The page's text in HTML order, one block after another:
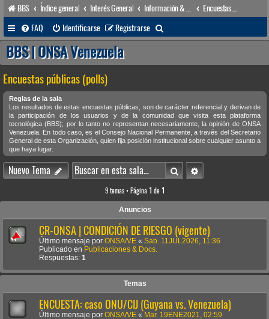
BBS Índice general Interés General
FAQ
Identificarse Registrarse
u
a
r
BBS | ONSA Venezuela
Encuestas públicas (polls)
Reglas de la sala
Los resultados de estas encuestas públicas, son de carácter referencial y derivan de
la participación de los usuarios y de la comunidad que visita esta plataforma
tecnológica (BBS); por lo tanto no representan necesariamente, la opinión de ONSA
Venezuela. En todo caso, es el Consejo Nacional Permanente, a través del Secretario
General de esta Organización, quien fija posición institucional sobre cualquier asunto a
que haya lugar.
Nuevo Tema BuscarBúsqueda avanzada
9 temas • Página 1 de 1
Anuncios
CR-ONSA | CONDICIÓN DE RIESGO (vigente)
Último mensaje por ONSA/VE « Sab. 11JUL2026, 11:36
Publicado en Publicaciones & Docs.
Respuestas: 1
Temas
ENCUESTA: caso ONU/CIJ (Guyana vs. Venezuela)
Último mensaje por ONSA/VE « Mar. 19ENE2021, 02:59